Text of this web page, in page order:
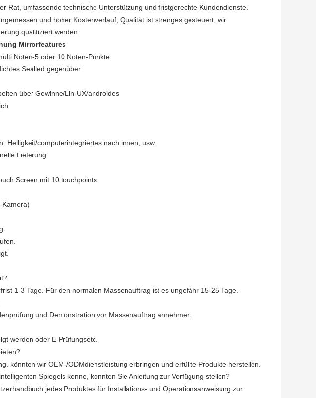
Rat, umfassende technische Unterstützung und fristgerechte Kundendienste.
und hoher Kostenverlauf, Qualität ist strenges gesteuert, wir
qualifiziert werden.
Mirrorfeatures
Noten-5 oder 10 Noten-Punkte
Sealled gegenüber
über Gewinne/Lin-UX/androides
Helligkeit/computerintegriertes nach innen, usw.
Lieferung
Screen mit 10 touchpoints
Kamera)
1-3 Tage. Für den normalen Massenauftrag ist es ungefähr 15-25 Tage.
und Demonstration vor Massenauftrag annehmen.
werden oder E-Prüfungsetc.
könnten wir OEM-/ODMdienstleistung erbringen und erfüllte Produkte herstellen.
Spiegels kenne, konnten Sie Anleitung zur Verfügung stellen?
jedes Produktes für Installations- und Operationsanweisung zur